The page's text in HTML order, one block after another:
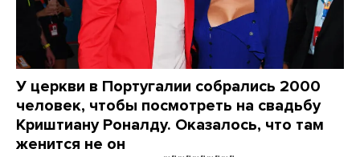
У церкви в Португалии собрались 2000
человек, чтобы посмотреть на свадьбу
Криштиану Роналду. Оказалось, что там
женится не он